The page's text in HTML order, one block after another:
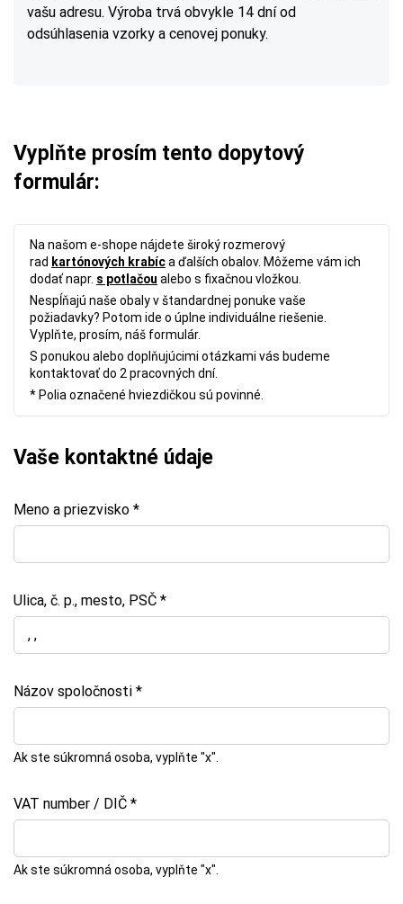
vašu adresu. Výroba trvá obvykle 14 dní od
odsúhlasenia vzorky a cenovej ponuky.
Vyplňte prosím tento dopytový
formulár:
Na našom e-shope nájdete široký rozmerový
rad kartónových krabíca ďalších obalov. Môžeme vám ich
dodať napr. s potlačou alebo s fixačnou vložkou.
Nespĺňajú naše obaly v štandardnej ponuke vaše
požiadavky? Potom ide o úplne individuálne riešenie.
Vyplňte, prosím, náš formulár.
S ponukou alebo doplňujúcimi otázkami vás budeme
kontaktovať do 2 pracovných dní.
* Polia označené hviezdičkou sú povinné.
Vaše kontaktné údaje
Meno a priezvisko *
Ulica, č. p., mesto, PSČ *
Názov spoločnosti *
Ak ste súkromná osoba, vyplňte "x".
VAT number / DIČ *
Ak ste súkromná osoba, vyplňte "x".